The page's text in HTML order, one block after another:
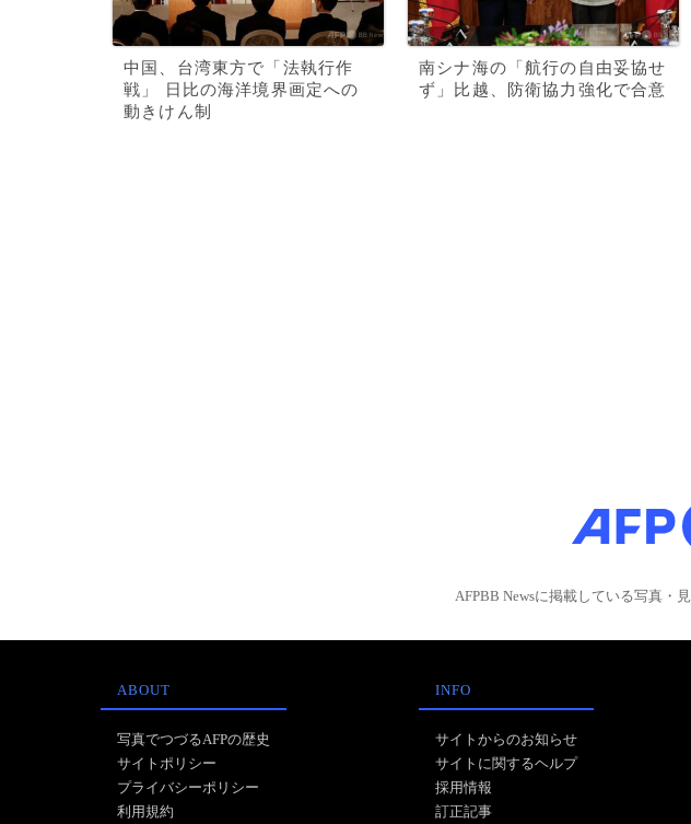
中国、台湾東方で「法執行作
戦」 日比の海洋境界画定への
動きけん制
南シナ海の「航行の自由妥協せ
ず」比越、防衛協力強化で合意
AFPBB Newsに掲載している写真・
ABOUT
写真でつづるAFPの歴史
サイトポリシー
プライバシーポリシー
利用規約
INFO
サイトからのお知らせ
サイトに関するヘルプ
採用情報
訂正記事